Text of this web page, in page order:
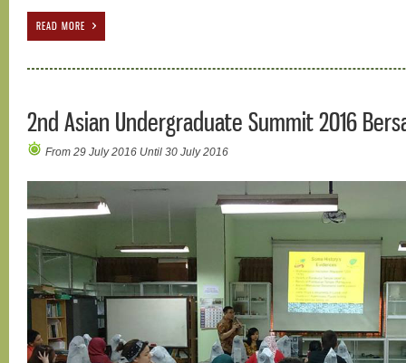
READ MORE
2nd Asian Undergraduate Summit 2016
From 29 July 2016 Until 30 July 2016